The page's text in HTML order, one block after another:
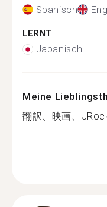
Spanisch
LERNT
Japanisch
Meine
翻訳、映画、